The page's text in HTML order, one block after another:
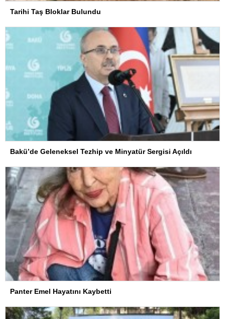
Tarihi Taş Bloklar Bulundu
Bakü’de Geleneksel Tezhip ve Minyatür Sergisi Açıldı
Panter Emel Hayatını Kaybetti